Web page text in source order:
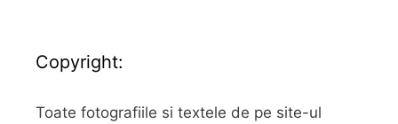
Copyright:
Toate fotografiile si textele de pe site-ul